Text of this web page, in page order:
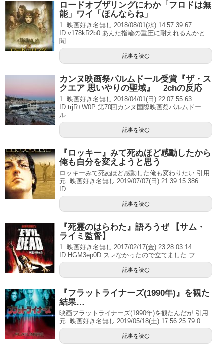
ロードオブザリングにわか「フロドは無
能」ワイ「ほんならね」
1: 映画好き名無し 2018/08/01(水) 14:57:39.67
ID:v178kR2b0 あんた指輪の重圧に耐えれるんかと
聞...
記事を読む
カンヌ映画祭パルムドール受賞『ザ・ス
クエア 思いやりの聖域』 2chの反応
1: 映画好き名無し 2018/04/01(日) 22:07:55.63
ID:trjR+W0P 第70回カンヌ国際映画祭パルムドー
ル...
記事を読む
『ロッキー』みて死ぬほど感動したから
俺も自分を変えようと思う
ロッキーみて死ぬほど感動した俺も変わりたい 引用
元: 映画好き名無し 2019/07/07(日) 21:39:15.386
ID:...
記事を読む
『死霊のはらわた』語ろうぜ 【サム・
ライミ監督】
1: 映画好き名無し 2017/02/17(金) 23:28:03.14
ID:HGM3ep0D スレなかったので立てました フ...
記事を読む
『フラットライナーズ(1990年)』を観た
結果…
映画フラットライナーズ(1990年)を観たんだが 引用
元: 映画好き名無し 2019/05/18(土) 17:56:25.79 0...
記事を読む